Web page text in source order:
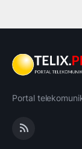
Portal